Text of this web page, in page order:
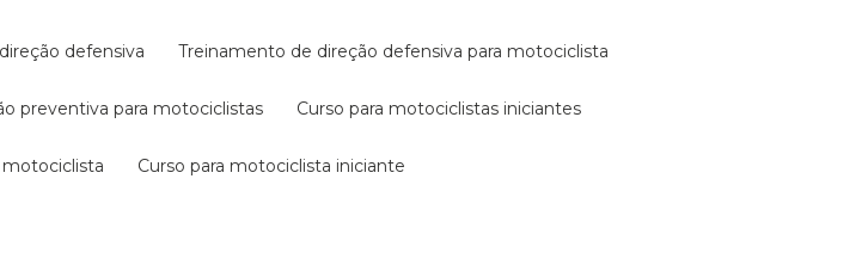
defensiva treinamento de direção defensiva para motociclista
preventiva para motociclistas curso para motociclistas iniciantes
motociclista curso para motociclista iniciante